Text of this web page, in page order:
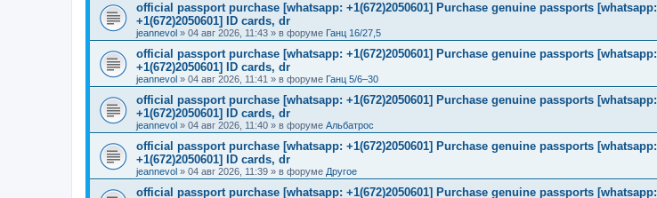
official passport purchase [whatsapp: +1(672)2050601] Purchase genuine passports [whatsapp:
+1(672)2050601] ID cards, dr
jeannevol » 04 авг 2026, 11:43 » в форуме Ганц 16/27,5
official passport purchase [whatsapp: +1(672)2050601] Purchase genuine passports [whatsapp:
+1(672)2050601] ID cards, dr
jeannevol » 04 авг 2026, 11:41 » в форуме Ганц 5/6–30
official passport purchase [whatsapp: +1(672)2050601] Purchase genuine passports [whatsapp:
+1(672)2050601] ID cards, dr
jeannevol » 04 авг 2026, 11:40 » в форуме Альбатрос
official passport purchase [whatsapp: +1(672)2050601] Purchase genuine passports [whatsapp:
+1(672)2050601] ID cards, dr
jeannevol » 04 авг 2026, 11:39 » в форуме Другое
official passport purchase [whatsapp: +1(672)2050601] Purchase genuine passports [whatsapp: